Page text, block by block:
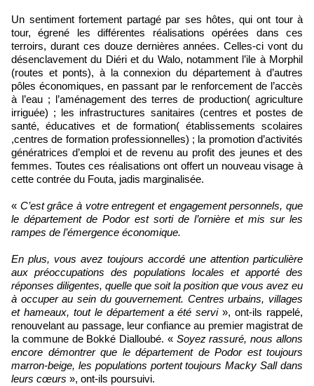
Un sentiment fortement partagé par ses hôtes, qui ont tour à
tour, égrené les différentes réalisations opérées dans ces
terroirs, durant ces douze dernières années. Celles-ci vont du
désenclavement du Diéri et du Walo, notamment l’ile à Morphil
(routes et ponts), à la connexion du département à d’autres
pôles économiques, en passant par le renforcement de l’accès
à l’eau ; l’aménagement des terres de production( agriculture
irriguée) ; les infrastructures sanitaires (centres et postes de
santé, éducatives et de formation( établissements scolaires
,centres de formation professionnelles) ; la promotion d’activités
génératrices d’emploi et de revenu au profit des jeunes et des
femmes. Toutes ces réalisations ont offert un nouveau visage à
cette contrée du Fouta, jadis marginalisée.
« C’est grâce à votre entregent et engagement personnels, que
le département de Podor est sorti de l’ornière et mis sur les
rampes de l’émergence économique.
En plus, vous avez toujours accordé une attention particulière
aux préoccupations des populations locales et apporté des
réponses diligentes, quelle que soit la position que vous avez eu
à occuper au sein du gouvernement. Centres urbains, villages
et hameaux, tout le département a été servi», ont-ils rappelé,
renouvelant au passage, leur confiance au premier magistrat de
la commune de Bokké Dialloubé. « Soyez rassuré, nous allons
encore démontrer que le département de Podor est toujours
marron-beige, les populations portent toujours Macky Sall dans
leurs cœurs », ont-ils poursuivi.